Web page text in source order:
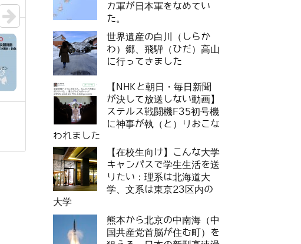
カ軍が日本軍をなめてい
た。
世界遺産の白川（しらか
わ）郷、飛騨（ひだ）高山
に行ってきました
【NHKと朝日・毎日新聞
が決して放送しない動画】
ステルス戦闘機F35初号機
に神事が執（と）りおこな
われました
【在校生向け】こんな大学
キャンパスで学生生活を送
りたい：理系は北海道大
学、文系は東京23区内の
大学
熊本から北京の中南海（中
国共産党首脳が住む町）を